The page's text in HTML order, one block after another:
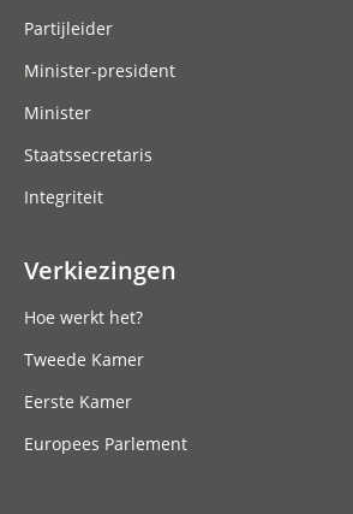
Partijleider
Minister-president
Minister
Staatssecretaris
Integriteit
Verkiezingen
Hoe werkt het?
Tweede Kamer
Eerste Kamer
Europees Parlement